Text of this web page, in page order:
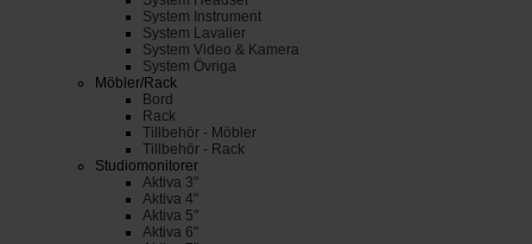
System Instrument
System Lavalier
System Video & Kamera
System Övriga
Möbler/Rack
Bord
Rack
Tillbehör - Möbler
Tillbehör - Rack
Studiomonitorer
Aktiva 3"
Aktiva 4"
Aktiva 5"
Aktiva 6"